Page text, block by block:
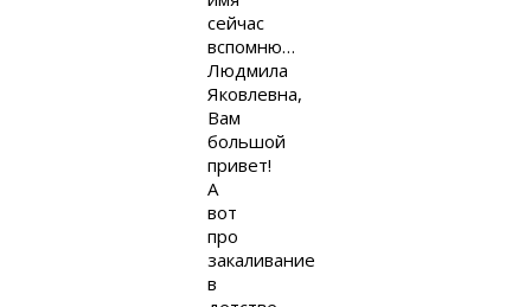
сейчас
вспомню…
Людмила
Яковлевна,
Вам
большой
привет!
А
вот
про
закаливание
в